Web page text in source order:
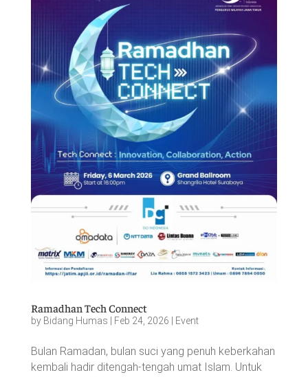
Ramadhan Tech Connect
by Bidang Humas Feb 24, 2026 Event
Bulan Ramadan, bulan suci yang penuh keberkahan
kembali hadir ditengah-tengah umat Islam. Untuk